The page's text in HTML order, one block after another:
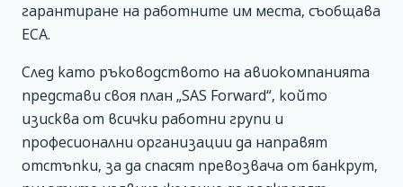
гарантиране на работните им места, съобщава
ECA.
След като ръководството на авиокомпанията
представи своя план „SAS Forward“, който
изисква от всички работни групи и
професионални организации да направят
отстъпки, за да спасят превозвача от банкрут,